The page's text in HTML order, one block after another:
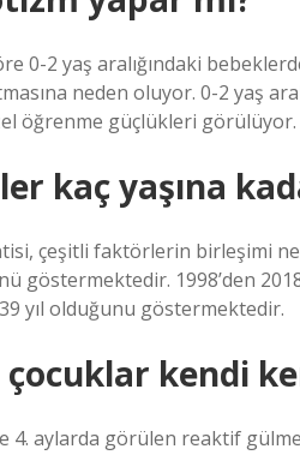
0-2 yaş aralığındaki
neden oluyor. 0-2 yaş
öğrenme güçlükleri görülüyor.
kaç yaşına
çeşitli faktörlerin birleşimi
göstermektedir. 1998’den
yıl olduğunu göstermektedir.
kendi
4. aylarda görülen reaktif